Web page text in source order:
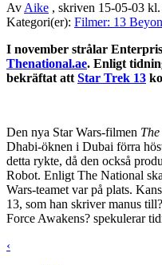
Av Aike , skriven 15-05-03
Kategori(er): Filmer: 13
I november strålar
Thenational.ae. Enligt
bekräftat att Star Trek 13
Den nya Star Wars-filmen
Dhabi-öknen i Dubai förra
detta rykte, då den också
Robot. Enligt The National
Wars-teamet var på plats.
13, som han skriver manus
Force Awakens? spekulerar
‹